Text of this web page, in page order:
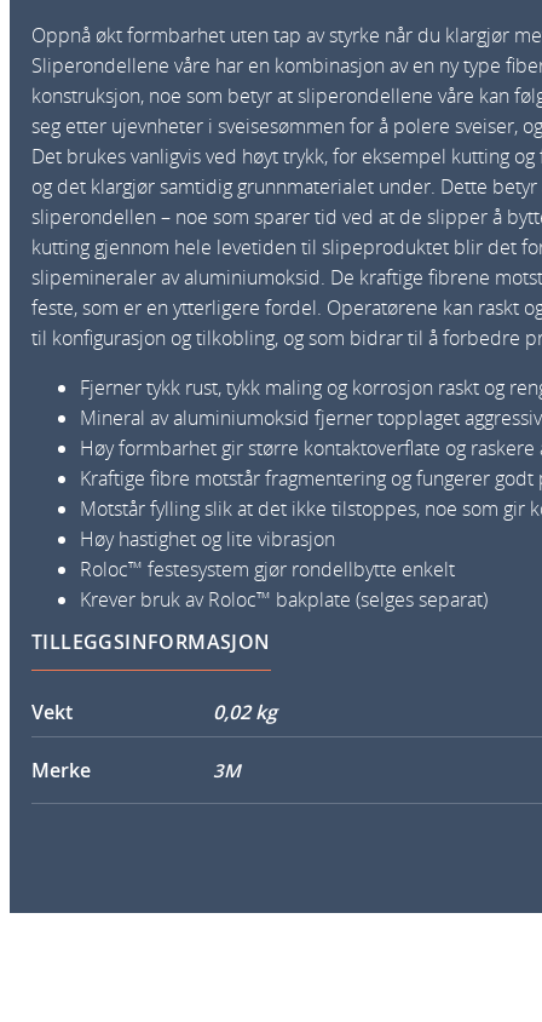
Oppnå økt formbarhet uten tap av styrke når du klargjør
Sliperondellene våre har en kombinasjon av en ny type
konstruksjon, noe som betyr at sliperondellene våre kan
seg etter ujevnheter i sveisesømmen for å polere sveiser,
Det brukes vanligvis ved høyt trykk, for eksempel kutting
og det klargjør samtidig grunnmaterialet under. Dette
sliperondellen – noe som sparer tid ved at de slipper å
kutting gjennom hele levetiden til slipeproduktet blir det
slipemineraler av aluminiumoksid. De kraftige fibrene
feste, som er en ytterligere fordel. Operatørene kan raskt
til konfigurasjon og tilkobling, og som bidrar til å forbedre
Fjerner tykk rust, tykk maling og korrosjon raskt og
Mineral av aluminiumoksid fjerner topplaget
Høy formbarhet gir større kontaktoverflate og raskere
Kraftige fibre motstår fragmentering og fungerer godt
Motstår fylling slik at det ikke tilstoppes, noe som gir
Høy hastighet og lite vibrasjon
Roloc™ festesystem gjør rondellbytte enkelt
Krever bruk av Roloc™ bakplate (selges separat)
TILLEGGSINFORMASJON
Vekt 0,02 kg
Merke 3M